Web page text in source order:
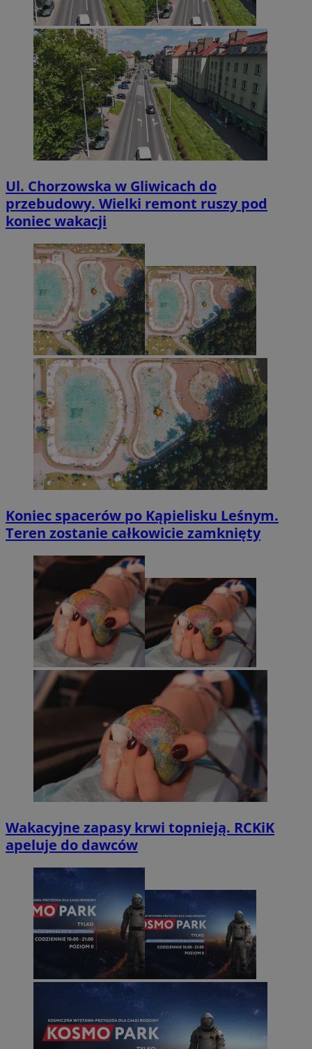
Ul. Chorzowska w Gliwicach do
przebudowy. Wielki remont ruszy pod
koniec wakacji
Koniec spacerów po Kąpielisku Leśnym.
Teren zostanie całkowicie zamknięty
Wakacyjne zapasy krwi topnieją. RCKiK
apeluje do dawców